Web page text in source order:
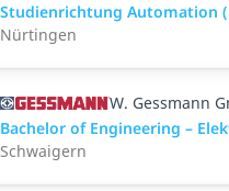
Studienrichtung Automation
Nürtingen
W. Gessmann
Bachelor of Engineering –
Schwaigern